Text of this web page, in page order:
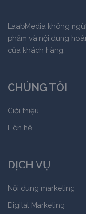
LaabMedia không
phẩm và nội dung
của khách hàng.
CHÚNG TÔI
Giới thiệu
Liên hệ
DỊCH VỤ
Nội dung marketing
Digital Marketing